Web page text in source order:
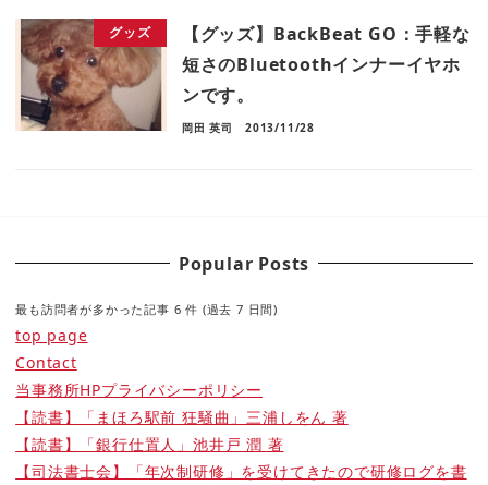
グッズ
【グッズ】BackBeat GO：手軽な
短さのBluetoothインナーイヤホ
ンです。
岡田 英司 2013/11/28
Popular Posts
最も訪問者が多かった記事 6 件 (過去 7 日間)
top page
Contact
当事務所HPプライバシーポリシー
【読書】「まほろ駅前 狂騒曲」三浦しをん 著
【読書】「銀行仕置人」池井戸 潤 著
【司法書士会】「年次制研修」を受けてきたので研修ログを書